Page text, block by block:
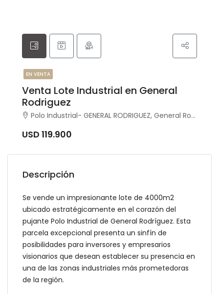
EN VENTA
Venta Lote Industrial en General
Rodriguez
Polo Industrial- GENERAL RODRIGUEZ, General Rodríguez, General Rodríguez
USD 119.900
Descripción
Se vende un impresionante lote de 4000m2
ubicado estratégicamente en el corazón del
pujante Polo Industrial de General Rodríguez. Esta
parcela excepcional presenta un sinfín de
posibilidades para inversores y empresarios
visionarios que desean establecer su presencia en
una de las zonas industriales más prometedoras
de la región.